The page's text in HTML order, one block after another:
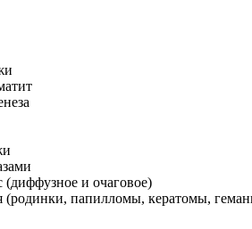
и очаговое)
(родинки, папилломы, кератомы,